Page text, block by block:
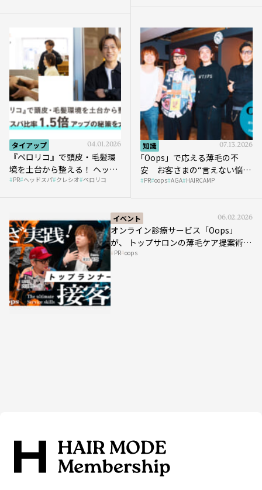
タイアップ 04.01.2026
『ペロリコ』で頭皮・毛髪環
境を土台から整える！ ヘッド
スパ比率1.5倍アップの秘策を
PR ヘッドスパ クレシオ ペロリコ
知識 07.13.2026
｢Oops」で応える薄毛の不
安 お客さまの“言えない悩
み”にどう向き合う？ ＃01
PR oops AGA HAIRCAMP
イベント 06.02.2026
オンライン診療サービス「Oops」
が、 トップサロンの薄毛ケア提案術を
HAIRCAMPで公開！
PR oops